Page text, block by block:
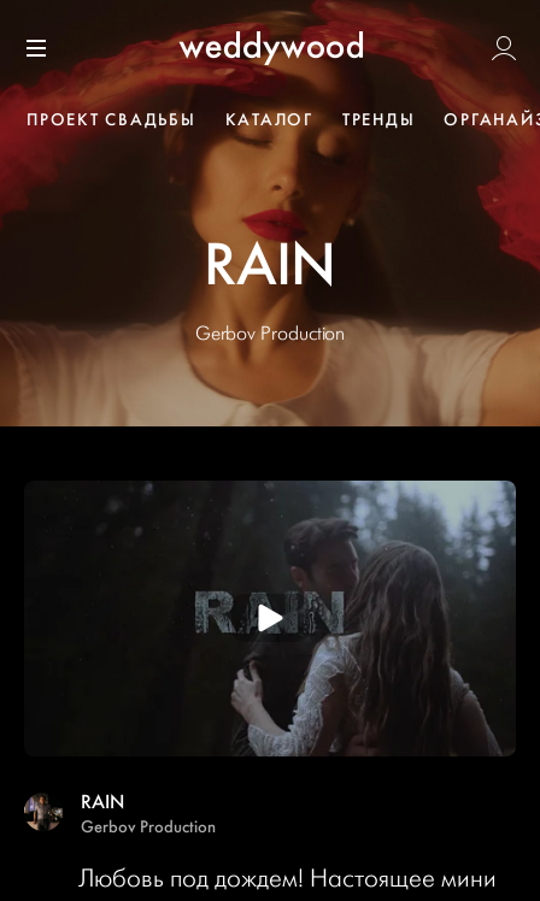
к содержанию
Меню
Weddywood
ПРОЕКТ СВАДЬБЫ КАТАЛОГ ТРЕНДЫ
RAIN
Gerbov Production
RAIN
Gerbov Production
Любовь под дождем! Настоящее мини